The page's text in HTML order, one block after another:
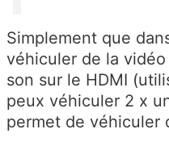
Simplement que
véhiculer de la
son sur le HDMI
peux véhiculer 2 x
permet de véhiculer